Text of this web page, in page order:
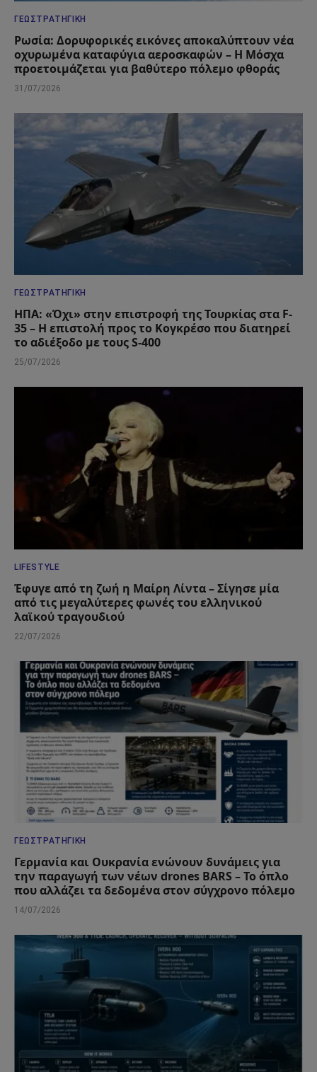
ΓΕΩΣΤΡΑΤΗΓΙΚΉ
Ρωσία: Δορυφορικές εικόνες αποκαλύπτουν νέα
οχυρωμένα καταφύγια αεροσκαφών – Η Μόσχα
προετοιμάζεται για βαθύτερο πόλεμο φθοράς
31/07/2026
ΓΕΩΣΤΡΑΤΗΓΙΚΉ
ΗΠΑ: «Όχι» στην επιστροφή της Τουρκίας στα F-
35 – Η επιστολή προς το Κογκρέσο που διατηρεί
το αδιέξοδο με τους S-400
25/07/2026
LIFESTYLE
Έφυγε από τη ζωή η Μαίρη Λίντα – Σίγησε μία
από τις μεγαλύτερες φωνές του ελληνικού
λαϊκού τραγουδιού
22/07/2026
ΓΕΩΣΤΡΑΤΗΓΙΚΉ
Γερμανία και Ουκρανία ενώνουν δυνάμεις για
την παραγωγή των νέων drones BARS – Το όπλο
που αλλάζει τα δεδομένα στον σύγχρονο πόλεμο
14/07/2026